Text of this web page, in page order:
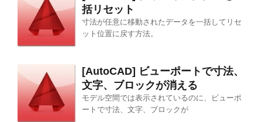
括リセット
寸法が任意に移動されたデータを一括してリセ
ット位置に戻す方法。
[AutoCAD] ビューポートで寸法、
文字、ブロックが消える
モデル空間では表示されているのに、ビューポ
ートで寸法、文字、ブロックが